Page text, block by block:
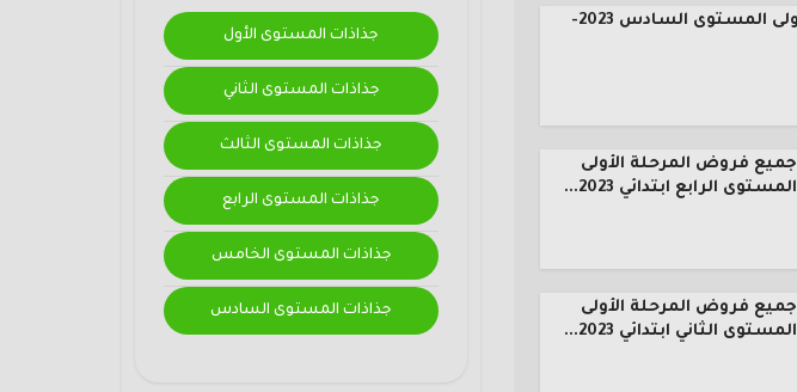
جذاذات المستوى الأول
جذاذات المستوى الثاني
جذاذات المستوى الثالث
جذاذات المستوى الرابع
جذاذات المستوى الخامس
جذاذات المستوى السادس
جميع فروض المرحلة الأولى المستوى السادس 2023-
جميع فروض المرحلة الأولى
المستوى الرابع ابتدائي 2023...
جميع فروض المرحلة الأولى
المستوى الثاني ابتدائي 2023...